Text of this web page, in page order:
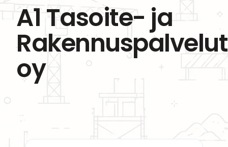
A1 Tasoite- ja
Rakennuspalvelut
oy